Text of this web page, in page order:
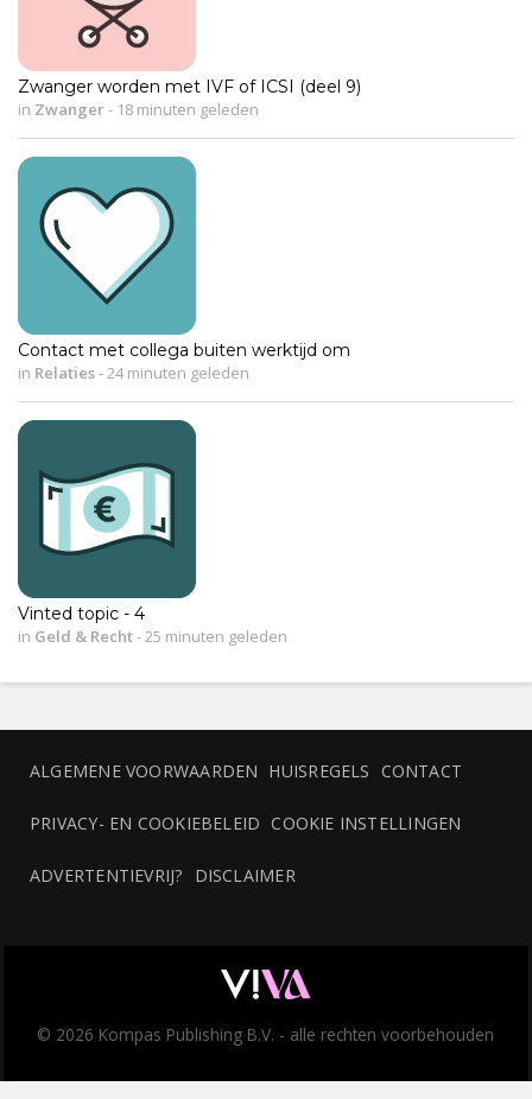
Zwanger worden met IVF of ICSI (deel 9)
in Zwanger- 18 minuten geleden
Contact met collega buiten werktijd om
in Relaties-24 minuten geleden
Vinted topic - 4
in Geld & Recht-25 minuten geleden
ALGEMENE VOORWAARDEN HUISREGELS CONTACT
PRIVACY- EN COOKIEBELEID COOKIE INSTELLINGEN
ADVERTENTIEVRIJ? DISCLAIMER
© 2026 Kompas Publishing B.V. - alle rechten voorbehouden